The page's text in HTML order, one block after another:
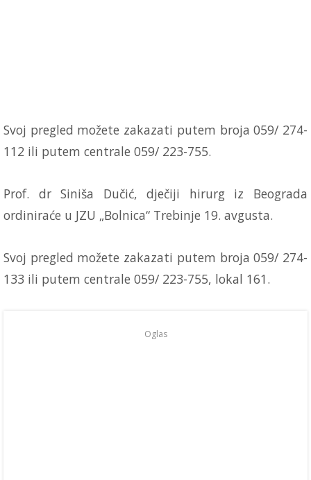
Svoj pregled možete zakazati putem broja 059/ 274-
112 ili putem centrale 059/ 223-755.
Prof. dr Siniša Dučić, dječiji hirurg iz Beograda
ordiniraće u JZU „Bolnica“ Trebinje 19. avgusta.
Svoj pregled možete zakazati putem broja 059/ 274-
133 ili putem centrale 059/ 223-755, lokal 161.
Oglas